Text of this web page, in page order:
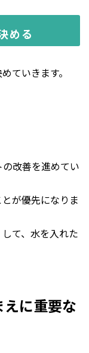
める
ていきます。
改善を進めてい
が優先になりま
て、水を入れた
に重要な